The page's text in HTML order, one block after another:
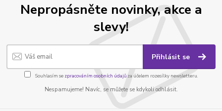
Nepropásněte novinky, akce a
slevy!
Přihlásit se
Souhlasím se zpracováním osobních údajůza účelem rozesílky newsletteru.
Nespamujeme! Navíc, se můžete se kdykoli odhlásit.